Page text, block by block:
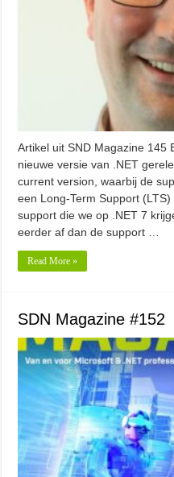
Artikel uit SND Magazine 145
nieuwe versie van .NET
current version, waarbij de
een Long-Term Support
support die we op .NET 7
eerder af dan de support …
Read More »
SDN Magazine #152